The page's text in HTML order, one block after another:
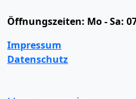
Öffnungszeiten: Mo - Sa:
Impressum
Datenschutz